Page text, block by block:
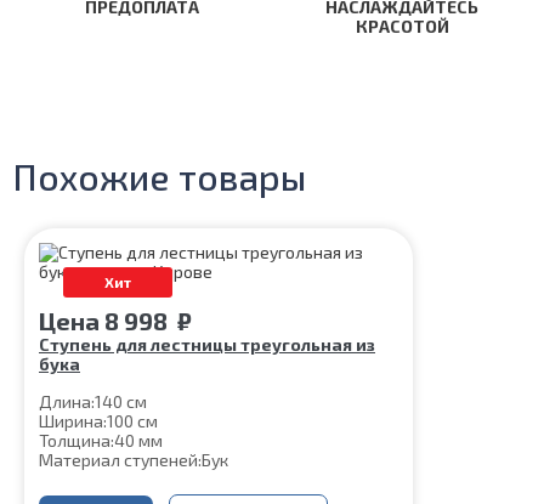
ПРЕДОПЛАТА
НАСЛАЖДАЙТЕСЬ
КРАСОТОЙ
Похожие товары
Хит
Цена 8 998 ₽
Ступень для лестницы треугольная из
бука
Длина:140 см
Ширина:100 см
Толщина:40 мм
Материал ступеней:Бук